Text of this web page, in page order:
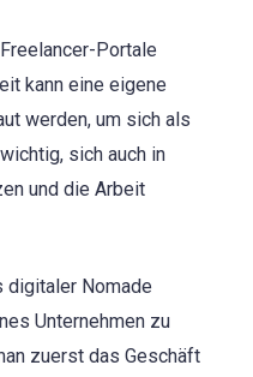
Portale
kann eine eigene
werden, um sich als
sich auch in
und die Arbeit
digitaler Nomade
Unternehmen zu
zuerst das Geschäft